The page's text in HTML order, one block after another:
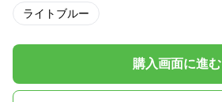
ライトブルー
購入画面に進む